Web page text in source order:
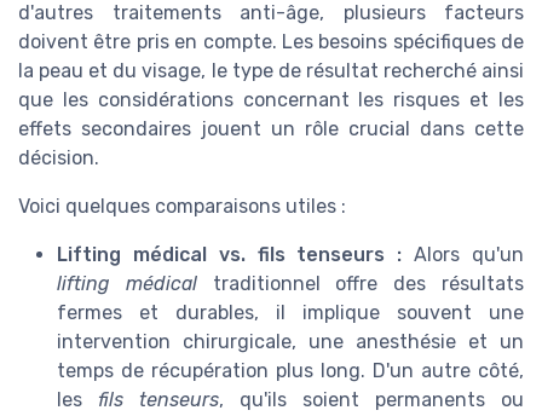
d'autres traitements anti-âge, plusieurs facteurs
doivent être pris en compte. Les besoins spécifiques de
la peau et du visage, le type de résultat recherché ainsi
que les considérations concernant les risques et les
effets secondaires jouent un rôle crucial dans cette
décision.
Voici quelques comparaisons utiles :
Lifting médical vs. fils tenseurs : Alors qu'un
lifting médicaltraditionnel offre des résultats
fermes et durables, il implique souvent une
intervention chirurgicale, une anesthésie et un
temps de récupération plus long. D'un autre côté,
les fils tenseurs, qu'ils soient permanents ou